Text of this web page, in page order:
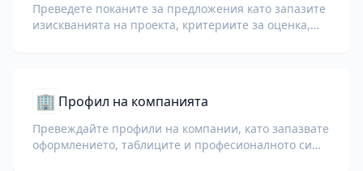
Преведете поканите за предложения като запазите
изискванията на проекта, критериите за оценка,
🏢 Профил на компанията
Превеждайте профили на компании, като запазвате
оформлението, таблиците и професионалното си